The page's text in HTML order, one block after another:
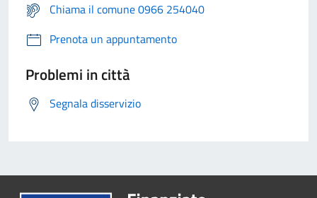
Chiama il comune 0966 254040
Prenota un appuntamento
Problemi in città
Segnala disservizio